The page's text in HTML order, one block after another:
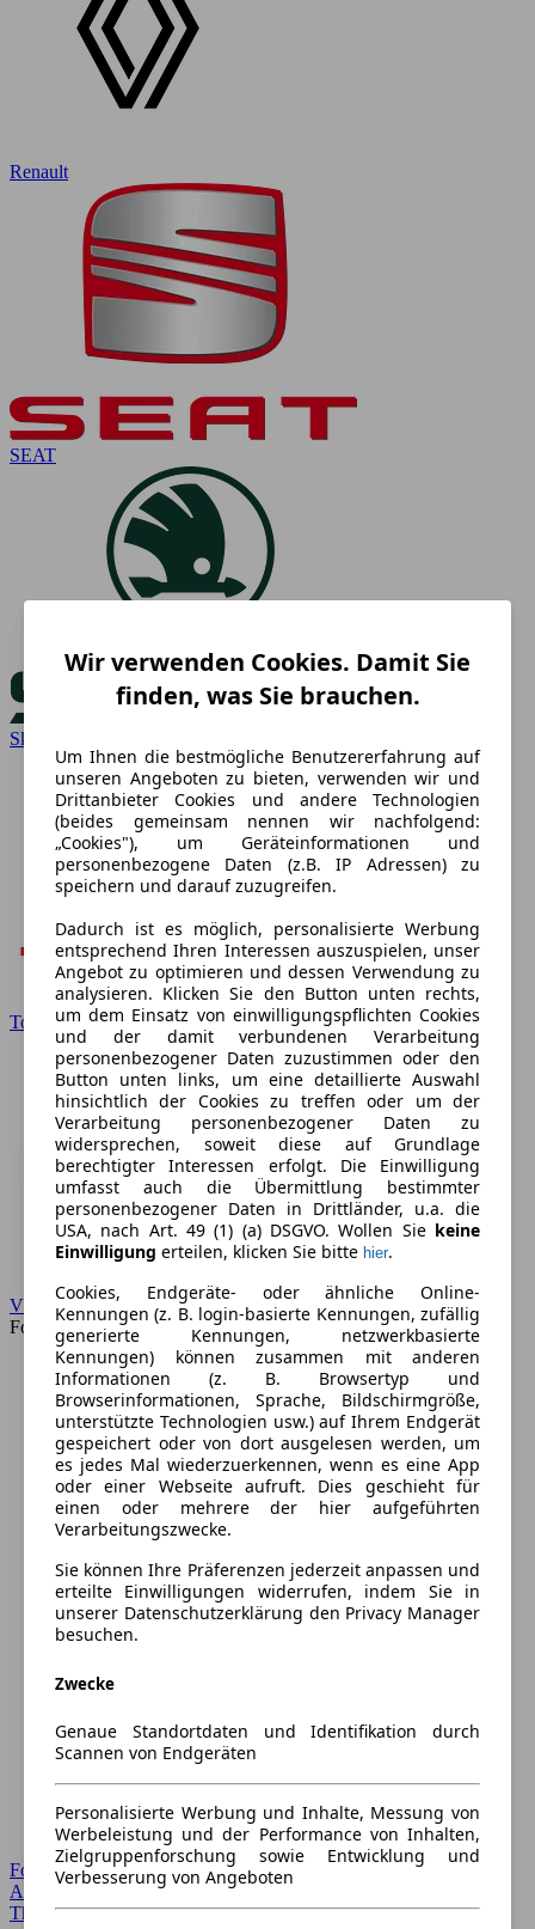
Renault
SEAT
Skoda
Toyota
VW
Forum
Forum Startseite
Alle Auto-Foren
Themen-Forum
Wir verwenden Cookies. Damit Sie
finden, was Sie brauchen.
Um Ihnen die bestmögliche Benutzererfahrung auf
unseren Angeboten zu bieten, verwenden wir und
Drittanbieter Cookies und andere Technologien
(beides gemeinsam nennen wir nachfolgend:
„Cookies"), um Geräteinformationen und
personenbezogene Daten (z.B. IP Adressen) zu
speichern und darauf zuzugreifen.
Dadurch ist es möglich, personalisierte Werbung
entsprechend Ihren Interessen auszuspielen, unser
Angebot zu optimieren und dessen Verwendung zu
analysieren. Klicken Sie den Button unten rechts,
um dem Einsatz von einwilligungspflichten Cookies
und der damit verbundenen Verarbeitung
personenbezogener Daten zuzustimmen oder den
Button unten links, um eine detaillierte Auswahl
hinsichtlich der Cookies zu treffen oder um der
Verarbeitung personenbezogener Daten zu
widersprechen, soweit diese auf Grundlage
berechtigter Interessen erfolgt. Die Einwilligung
umfasst auch die Übermittlung bestimmter
personenbezogener Daten in Drittländer, u.a. die
USA, nach Art. 49 (1) (a) DSGVO. Wollen Sie keine
Einwilligung erteilen, klicken Sie bitte hier.
Cookies, Endgeräte- oder ähnliche Online-
Kennungen (z. B. login-basierte Kennungen, zufällig
generierte Kennungen, netzwerkbasierte
Kennungen) können zusammen mit anderen
Informationen (z. B. Browsertyp und
Browserinformationen, Sprache, Bildschirmgröße,
unterstützte Technologien usw.) auf Ihrem Endgerät
gespeichert oder von dort ausgelesen werden, um
es jedes Mal wiederzuerkennen, wenn es eine App
oder einer Webseite aufruft. Dies geschieht für
einen oder mehrere der hier aufgeführten
Verarbeitungszwecke.
Sie können Ihre Präferenzen jederzeit anpassen und
erteilte Einwilligungen widerrufen, indem Sie in
unserer Datenschutzerklärung den Privacy Manager
besuchen.
Zwecke
Genaue Standortdaten und Identifikation durch
Scannen von Endgeräten
Personalisierte Werbung und Inhalte, Messung von
Werbeleistung und der Performance von Inhalten,
Zielgruppenforschung sowie Entwicklung und
Verbesserung von Angeboten